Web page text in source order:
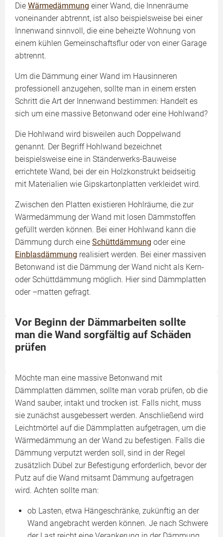
Die Wärmedämmung einer Wand, die Innenräume
voneinander abtrennt, ist also beispielsweise bei einer
Innenwand sinnvoll, die eine beheizte Wohnung von
einem kühlen Gemeinschaftsflur oder von einer Garage
abtrennt.
Um die Dämmung einer Wand im Hausinneren
professionell anzugehen, sollte man in einem ersten
Schritt die Art der Innenwand bestimmen: Handelt es
sich um eine massive Betonwand oder eine Hohlwand?
Die Hohlwand wird bisweilen auch Doppelwand
genannt. Der Begriff Hohlwand bezeichnet
beispielsweise eine in Ständerwerks-Bauweise
errichtete Wand, bei der ein Holzkonstrukt beidseitig
mit Materialien wie Gipskartonplatten verkleidet wird.
Zwischen den Platten existieren Hohlräume, die zur
Wärmedämmung der Wand mit losen Dämmstoffen
gefüllt werden können. Bei einer Hohlwand kann die
Dämmung durch eine Schüttdämmung oder eine
Einblasdämmung realisiert werden. Bei einer massiven
Betonwand ist die Dämmung der Wand nicht als Kern-
oder Schüttdämmung möglich. Hier sind Dämmplatten
oder –matten gefragt.
Vor Beginn der Dämmarbeiten sollte
man die Wand sorgfältig auf Schäden
prüfen
Möchte man eine massive Betonwand mit
Dämmplatten dämmen, sollte man vorab prüfen, ob die
Wand sauber, intakt und trocken ist. Falls nicht, muss
sie zunächst ausgebessert werden. Anschließend wird
Leichtmörtel auf die Dämmplatten aufgetragen, um die
Wärmedämmung an der Wand zu befestigen. Falls die
Dämmung verputzt werden soll, sind in der Regel
zusätzlich Dübel zur Befestigung erforderlich, bevor der
Putz auf die Wand mitsamt Dämmung aufgetragen
wird. Achten sollte man:
ob Lasten, etwa Hängeschränke, zukünftig an der
Wand angebracht werden können. Je nach Schwere